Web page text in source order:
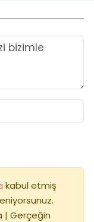
kabul etmiş
| Gerçeğin